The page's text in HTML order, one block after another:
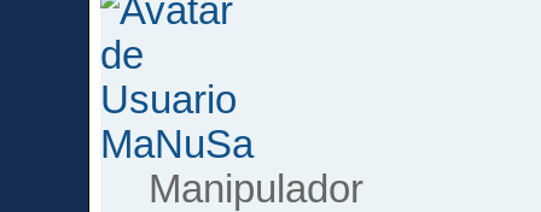
MaNuSa
Manipulador